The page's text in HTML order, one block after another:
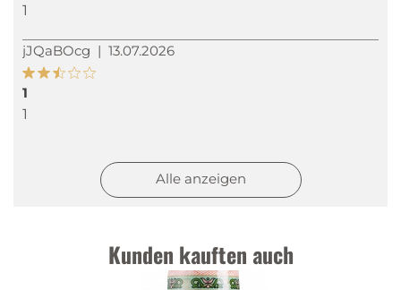
1
jJQaBOcg | 13.07.2026
1
1
18.12.2022
Alle anzeigen
Kunden kauften auch